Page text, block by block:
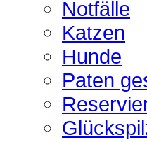
Notfälle
Katzen
Hunde
Paten